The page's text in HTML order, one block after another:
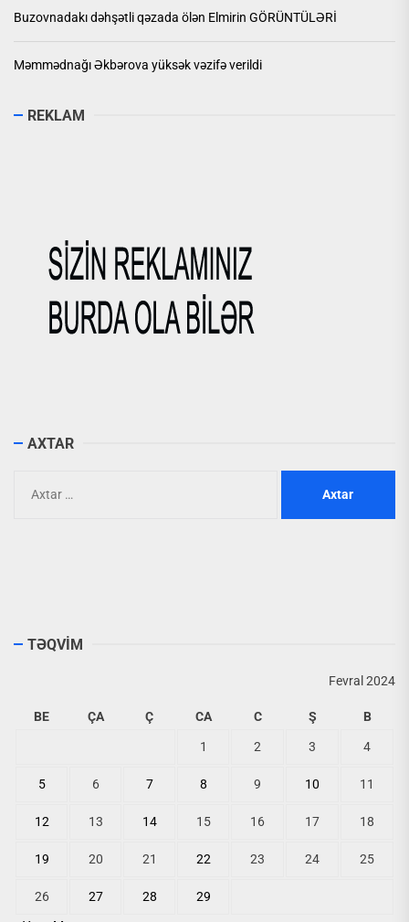
Buzovnadakı dəhşətli qəzada ölən Elmirin GÖRÜNTÜLƏRİ
Məmmədnağı Əkbərova yüksək vəzifə verildi
REKLAM
AXTAR
TƏQVİM
Fevral 2024
BE ÇA Ç CA C Ş B
1 2 3 4
5 6 7 8 9 10 11
12 13 14 15 16 17 18
19 20 21 22 23 24 25
26 27 28
29